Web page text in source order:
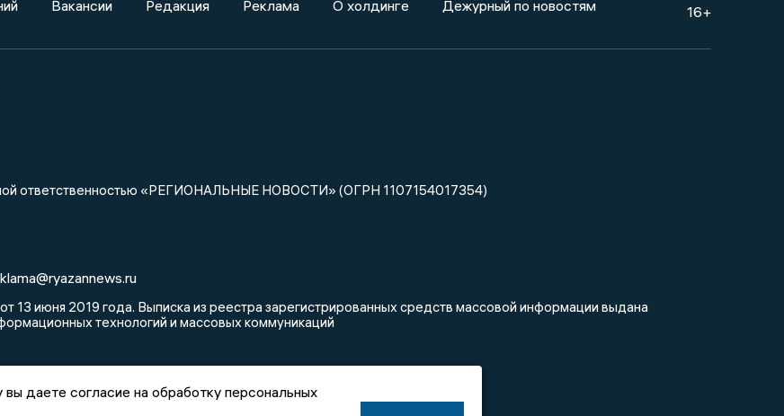
Вакансии Редакция Реклама О холдинге Дежурный по новостям 16+
ответственностью «РЕГИОНАЛЬНЫЕ НОВОСТИ» (ОГРН 1107154017354)
июня 2019 года. Выписка из реестра зарегистрированных средств массовой информации выдана
технологий и массовых коммуникаций
даете согласие на обработку персональных